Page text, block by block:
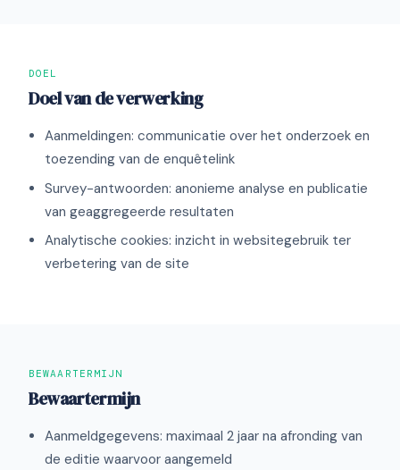
DOEL
Doel van de verwerking
Aanmeldingen: communicatie over het onderzoek en
toezending van de enquêtelink
Survey-antwoorden: anonieme analyse en publicatie
van geaggregeerde resultaten
Analytische cookies: inzicht in websitegebruik ter
verbetering van de site
BEWAARTERMIJN
Bewaartermijn
Aanmeldgegevens: maximaal 2 jaar na afronding van
de editie waarvoor aangemeld